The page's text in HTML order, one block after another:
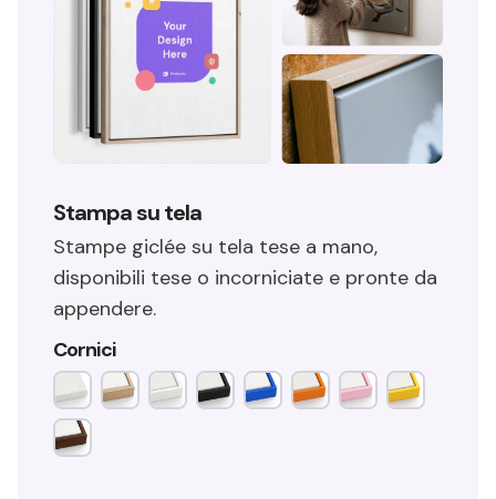
Stampa su tela
Stampe giclée su tela tese a mano,
disponibili tese o incorniciate e pronte da
appendere.
Cornici